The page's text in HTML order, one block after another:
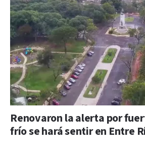
Renovaron la alerta por
frío se hará sentir en Entre